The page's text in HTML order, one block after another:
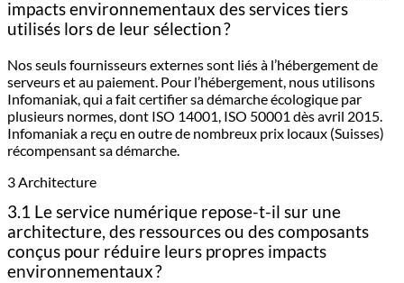
impacts environnementaux des services tiers
utilisés lors de leur sélection ?
Nos seuls fournisseurs externes sont liés à l’hébergement de
serveurs et au paiement. Pour l’hébergement, nous utilisons
Infomaniak, qui a fait certifier sa démarche écologique par
plusieurs normes, dont ISO 14001, ISO 50001 dès avril 2015.
Infomaniak a reçu en outre de nombreux prix locaux (Suisses)
récompensant sa démarche.
3 Architecture
3.1 Le service numérique repose-t-il sur une
architecture, des ressources ou des composants
conçus pour réduire leurs propres impacts
environnementaux ?